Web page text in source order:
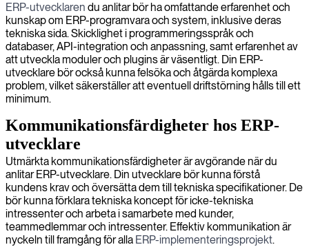
ERP-utvecklaren du anlitar bör ha omfattande erfarenhet och
kunskap om ERP-programvara och system, inklusive deras
tekniska sida. Skicklighet i programmeringsspråk och
databaser, API-integration och anpassning, samt erfarenhet av
att utveckla moduler och plugins är väsentligt. Din ERP-
utvecklare bör också kunna felsöka och åtgärda komplexa
problem, vilket säkerställer att eventuell driftstörning hålls till ett
minimum.
Kommunikationsfärdigheter hos ERP-
utvecklare
Utmärkta kommunikationsfärdigheter är avgörande när du
anlitar ERP-utvecklare. Din utvecklare bör kunna förstå
kundens krav och översätta dem till tekniska specifikationer. De
bör kunna förklara tekniska koncept för icke-tekniska
intressenter och arbeta i samarbete med kunder,
teammedlemmar och intressenter. Effektiv kommunikation är
nyckeln till framgång för alla ERP-implementeringsprojekt.